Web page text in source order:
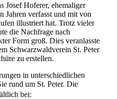
Josef Hoferer, ehemaliger
Jahren verfasst und mit von
illustriert hat. Trotz vieler
die Nachfrage nach
Form groß. Dies veranlasste
Schwarzwaldverein St. Peter
zu erstellen.
in unterschiedlichen
rund um St. Peter. Die
bei: